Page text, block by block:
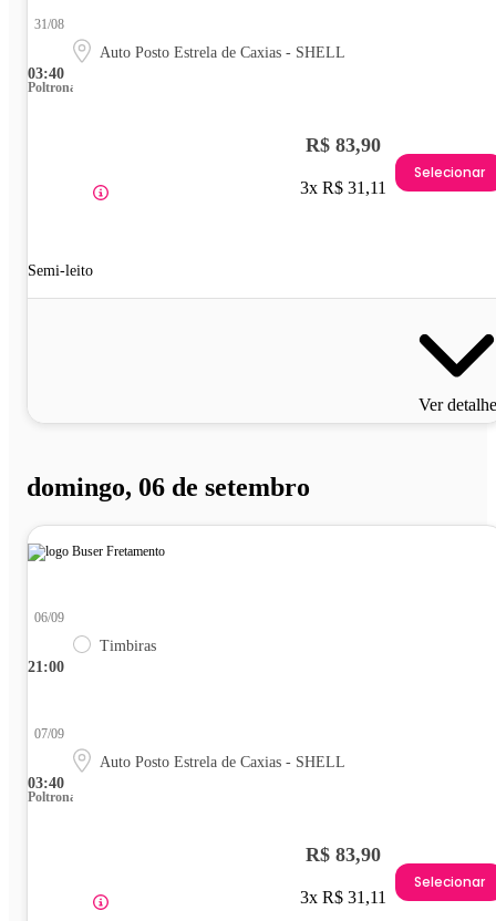
03:40
31/08
Auto Posto Estrela de Caxias - SHELL
Poltrona
Semi-leito
R$ 83,90
3x R$ 31,11
Selecionar
Ver
domingo, 06 de setembro
21:00
06/09
Timbiras
03:40
07/09
Auto Posto Estrela de Caxias - SHELL
Poltrona
R$ 83,90
3x R$ 31,11
Selecionar